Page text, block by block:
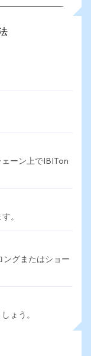
ーン上でIBITon
。
ングまたはショー
ょう。